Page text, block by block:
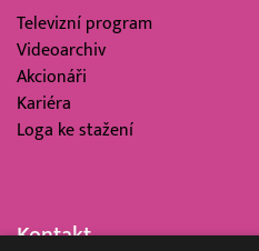
Televizní program
Videoarchiv
Akcionáři
Kariéra
Loga ke stažení
Kontakt